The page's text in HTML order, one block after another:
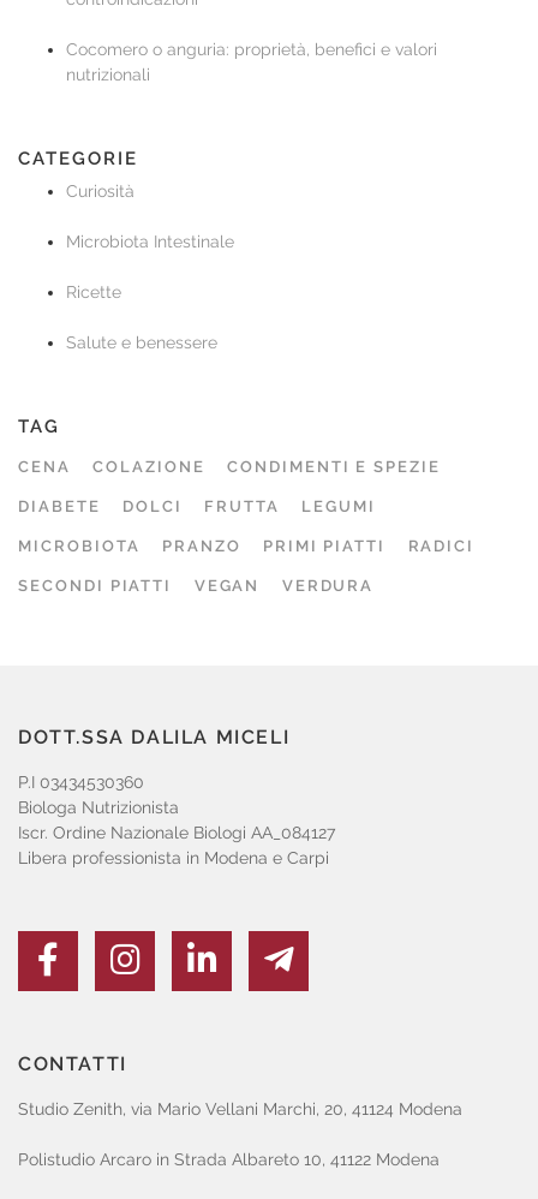
Cocomero o anguria: proprietà, benefici e valori
nutrizionali
CATEGORIE
Curiosità
Microbiota Intestinale
Ricette
Salute e benessere
TAG
CENA COLAZIONE CONDIMENTI E SPEZIE
DIABETE DOLCI FRUTTA LEGUMI
MICROBIOTA PRANZO PRIMI PIATTI RADICI
SECONDI PIATTI VEGAN VERDURA
DOTT.SSA DALILA MICELI
P.I 03434530360
Biologa Nutrizionista
Iscr. Ordine Nazionale Biologi AA_084127
Libera professionista in Modena e Carpi
CONTATTI
Studio Zenith, via Mario Vellani Marchi, 20, 41124 Modena
Polistudio Arcaro in Strada Albareto 10, 41122 Modena